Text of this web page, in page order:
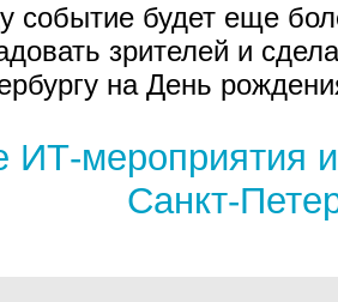
событие будет еще
зрителей и
на День
мероприятия
Санкт-